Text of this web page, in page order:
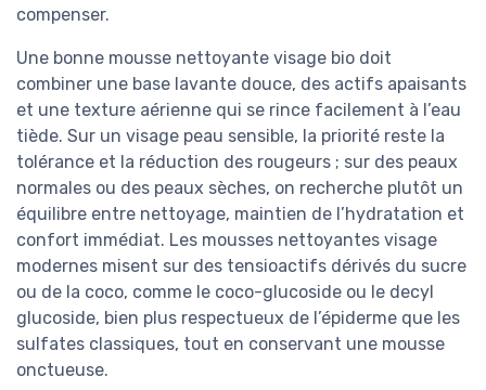
compenser.
Une bonne mousse nettoyante visage bio doit
combiner une base lavante douce, des actifs apaisants
et une texture aérienne qui se rince facilement à l’eau
tiède. Sur un visage peau sensible, la priorité reste la
tolérance et la réduction des rougeurs ; sur des peaux
normales ou des peaux sèches, on recherche plutôt un
équilibre entre nettoyage, maintien de l’hydratation et
confort immédiat. Les mousses nettoyantes visage
modernes misent sur des tensioactifs dérivés du sucre
ou de la coco, comme le coco-glucoside ou le decyl
glucoside, bien plus respectueux de l’épiderme que les
sulfates classiques, tout en conservant une mousse
onctueuse.